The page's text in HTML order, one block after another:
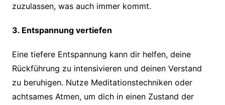
zuzulassen, was auch immer kommt.
3. Entspannung vertiefen
Eine tiefere Entspannung kann dir helfen, deine
Rückführung zu intensivieren und deinen Verstand
zu beruhigen. Nutze Meditationstechniken oder
achtsames Atmen, um dich in einen Zustand der